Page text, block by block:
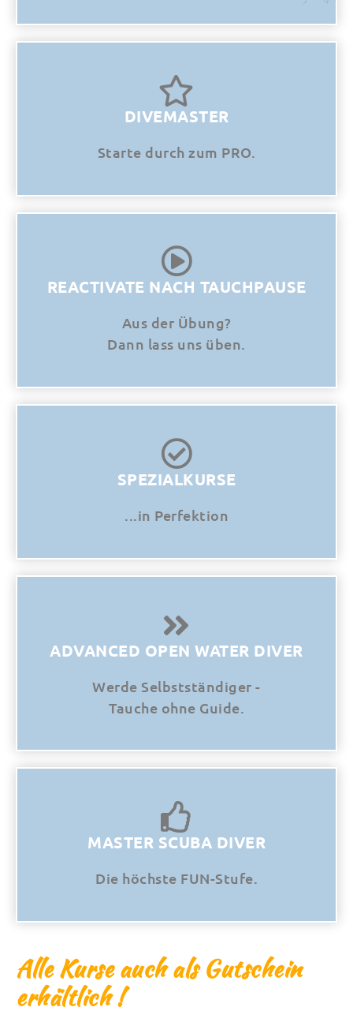
DIVEMASTER
Starte durch zum PRO.
REACTIVATE NACH TAUCHPAUSE
Aus der Übung?
Dann lass uns üben.
SPEZIALKURSE
...in Perfektion
ADVANCED OPEN WATER DIVER
Werde Selbstständiger -
Tauche ohne Guide.
MASTER SCUBA DIVER
Die höchste FUN-Stufe.
Alle Kurse auch als Gutschein
erhältlich !